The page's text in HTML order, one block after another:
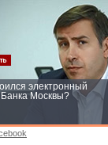
электронный
Москвы?